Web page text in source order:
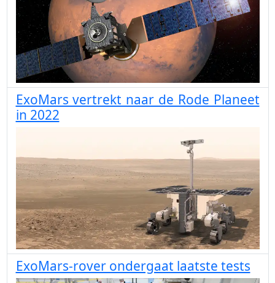
ExoMars vertrekt naar de Rode Planeet
in 2022
ExoMars-rover ondergaat laatste tests